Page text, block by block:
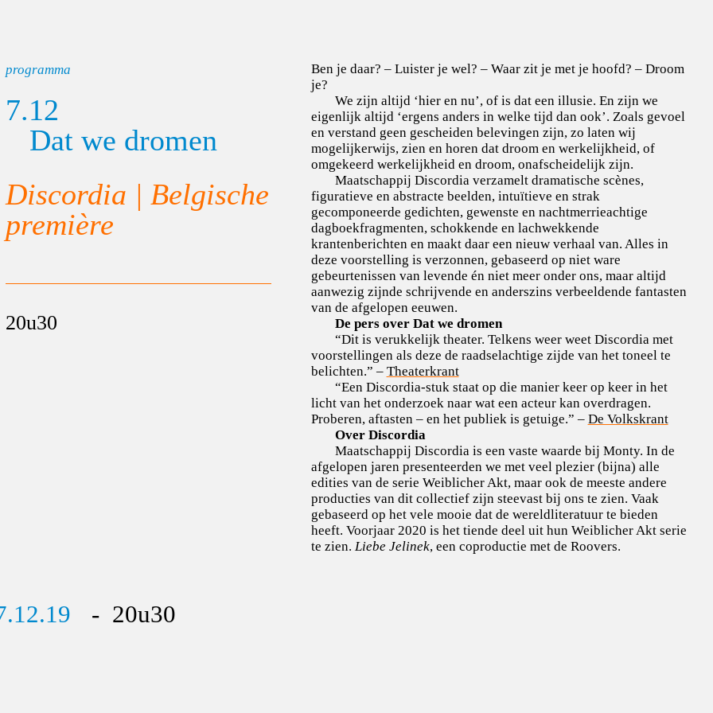
programma
7.12
Dat we dromen
Discordia | Belgische
première
20u30
Ben je daar? – Luister je wel? – Waar zit je met je hoofd? – Droom
je?
We zijn altijd ‘hier en nu’, of is dat een illusie. En zijn we
eigenlijk altijd ‘ergens anders in welke tijd dan ook’. Zoals gevoel
en verstand geen gescheiden belevingen zijn, zo laten wij
mogelijkerwijs, zien en horen dat droom en werkelijkheid, of
omgekeerd werkelijkheid en droom, onafscheidelijk zijn.
Maatschappij Discordia verzamelt dramatische scènes,
figuratieve en abstracte beelden, intuïtieve en strak
gecomponeerde gedichten, gewenste en nachtmerrieachtige
dagboekfragmenten, schokkende en lachwekkende
krantenberichten en maakt daar een nieuw verhaal van. Alles in
deze voorstelling is verzonnen, gebaseerd op niet ware
gebeurtenissen van levende én niet meer onder ons, maar altijd
aanwezig zijnde schrijvende en anderszins verbeeldende fantasten
van de afgelopen eeuwen.
De pers over Dat we dromen
“Dit is verukkelijk theater. Telkens weer weet Discordia met
voorstellingen als deze de raadselachtige zijde van het toneel te
belichten.” – Theaterkrant
“Een Discordia-stuk staat op die manier keer op keer in het
licht van het onderzoek naar wat een acteur kan overdragen.
Proberen, aftasten – en het publiek is getuige.” – De Volkskrant
Over Discordia
Maatschappij Discordia is een vaste waarde bij Monty. In de
afgelopen jaren presenteerden we met veel plezier (bijna) alle
edities van de serie Weiblicher Akt, maar ook de meeste andere
producties van dit collectief zijn steevast bij ons te zien. Vaak
gebaseerd op het vele mooie dat de wereldliteratuur te bieden
heeft. Voorjaar 2020 is het tiende deel uit hun Weiblicher Akt serie
te zien. Liebe Jelinek, een coproductie met de Roovers.
- 20u30